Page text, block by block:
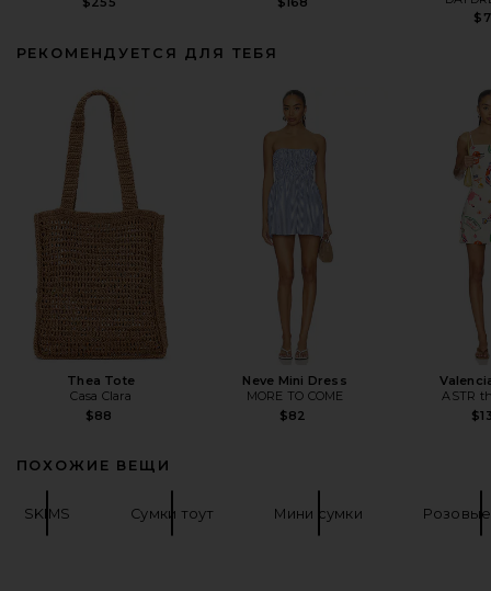
РЕКОМЕНДУЕТСЯ ДЛЯ ТЕБЯ
Thea Tote
Casa Clara
$88
Neve Mini Dress
MORE TO COME
$82
ASTR
ПОХОЖИЕ ВЕЩИ
SKIMS Сумки тоут Мини сумки